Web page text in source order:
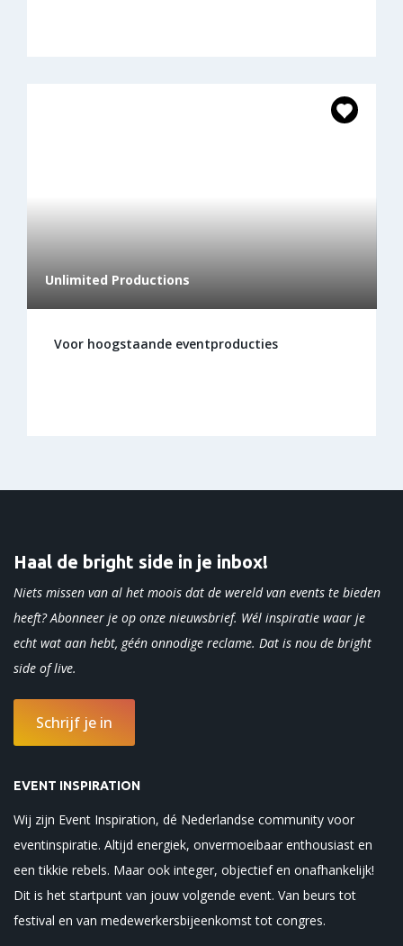
Unlimited Productions
Voor hoogstaande eventproducties
Haal de bright side in je inbox!
Niets missen van al het moois dat de wereld van events te bieden
heeft? Abonneer je op onze nieuwsbrief. Wél inspiratie waar je
echt wat aan hebt, géén onnodige reclame. Dat is nou de bright
side oflive.
Schrijf je in
EVENT INSPIRATION
Wij zijn Event Inspiration, dé Nederlandse community voor
eventinspiratie. Altijd energiek, onvermoeibaar enthousiast en
een tikkie rebels. Maar ook integer, objectief en onafhankelijk!
Dit is het startpunt van jouw volgende event. Van beurs tot
festival en van medewerkersbijeenkomst tot congres.